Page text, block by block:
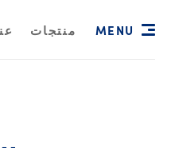
MENU منتجات